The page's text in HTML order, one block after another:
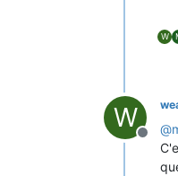
W
W @